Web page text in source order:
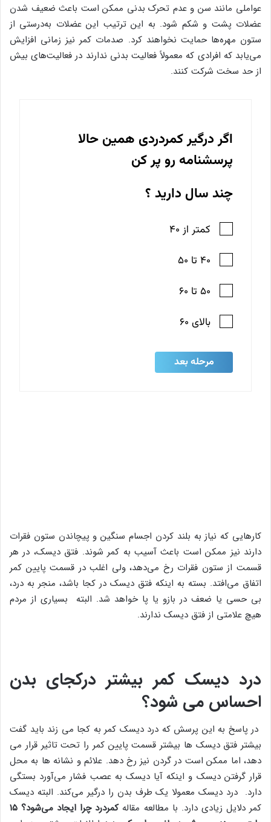
عواملی مانند سن و عدم تحرک بدنی ممکن است باعث ضعیف شدن
عضلات پشت و شکم شود. به این ترتیب این عضلات به‌درستی از
ستون مهره‌ها حمایت نخواهند کرد. صدمات کمر نیز زمانی افزایش
می‌یابد که افرادی که معمولاً فعالیت بدنی ندارند در فعالیت‌های بیش
از حد سخت شرکت کنند.
کارهایی که نیاز به بلند کردن اجسام سنگین و پیچاندن ستون فقرات
دارند نیز ممکن است باعث آسیب به کمر شوند. فتق دیسک، در هر
قسمت از ستون فقرات رخ می‌دهد، ولی اغلب در قسمت پایین کمر
اتفاق می‌افتد. بسته به اینکه فتق دیسک در کجا باشد، منجر به درد،
بی حسی یا ضعف در بازو یا پا خواهد شد. البته بسیاری از مردم
هیچ علامتی از فتق دیسک ندارند.
درد دیسک کمر بیشتر درکجای بدن
احساس می شود؟
در پاسخ به این پرسش که درد دیسک کمر به کجا می زند باید گفت
بیشتر فتق دیسک ها بیشتر قسمت پایین کمر را تحت تاثیر قرار می
دهد، اما ممکن است در گردن نیز رخ دهد. علائم و نشانه ها به محل
قرار گرفتن دیسک و اینکه آیا دیسک به عصب فشار می‌آورد بستگی
دارد. درد دیسک معمولا یک طرف بدن را درگیر می‌کند. البته دیسک
کمر دلایل زیادی دارد. با مطالعه مقاله
کمردرد چرا ایجاد می‌شود؟ ۱۵